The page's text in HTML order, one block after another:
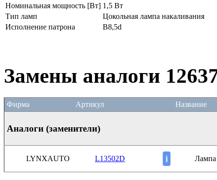
Номинальная мощность [Вт] 1,5 Вт
Тип ламп
Цокольная лампа накаливания
Исполнение патрона
B8,5d
Замены аналоги
Фирма Артикул Название
Аналоги (заменители)
LYNXAUTO L13502D i Лампа